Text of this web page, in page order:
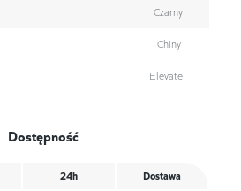
Czarny
Chiny
Elevate
Dostępność
24h
Dostawa